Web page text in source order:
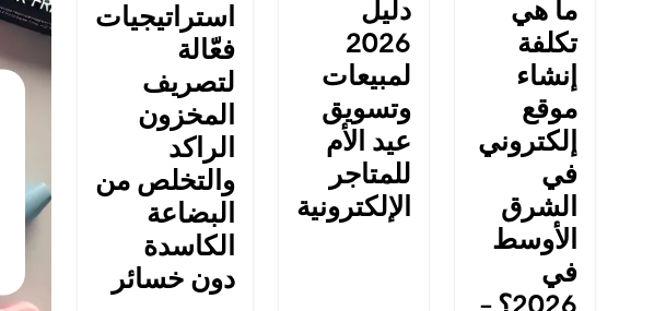
ما هي
تكلفة
إنشاء
موقع
إلكتروني
في
الشرق
الأوسط
في
2026؟ –
دليل
2026
لمبيعات
وتسويق
عيد الأم
للمتاجر
الإلكترونية
استراتيجيات
فعّالة
لتصريف
المخزون
الراكد
والتخلص من
البضاعة
الكاسدة
دون خسائر